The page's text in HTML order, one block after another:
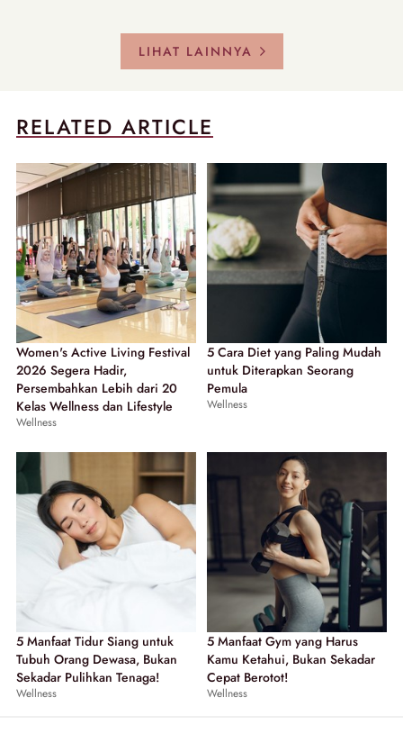
LIHAT LAINNYA
RELATED ARTICLE
Women's Active Living Festival
2026 Segera Hadir,
Persembahkan Lebih dari 20
Kelas Wellness dan Lifestyle
Wellness
5 Cara Diet yang Paling Mudah
untuk Diterapkan Seorang
Pemula
Wellness
5 Manfaat Tidur Siang untuk
Tubuh Orang Dewasa, Bukan
Sekadar Pulihkan Tenaga!
Wellness
5 Manfaat Gym yang Harus
Kamu Ketahui, Bukan Sekadar
Cepat Berotot!
Wellness